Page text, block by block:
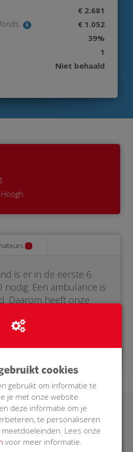
€ 2.681
€ 1.052
39%
1
Niet behaald
1
is er in de eerste 6
nodig. Een ambulance is
Daarom heeft onze
BuurtAED!
donaties
cookies
gebruikt om informatie te
je met onze website
deze informatie om je
te personaliseren
Lees onze
voor meer informatie.